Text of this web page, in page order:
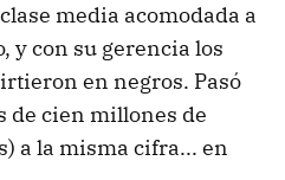
media acomodada a
y con su gerencia los
en negros. Pasó
de cien millones de
a la misma cifra... en